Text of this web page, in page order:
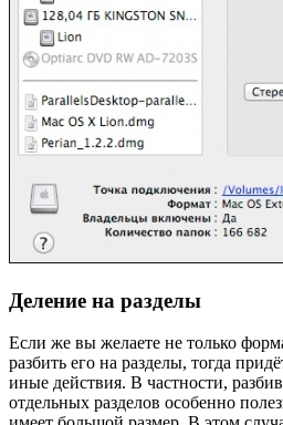
Деление на разделы
Если же вы желаете не только
разбить его на разделы, тогда
иные действия. В частности,
отдельных разделов особенно